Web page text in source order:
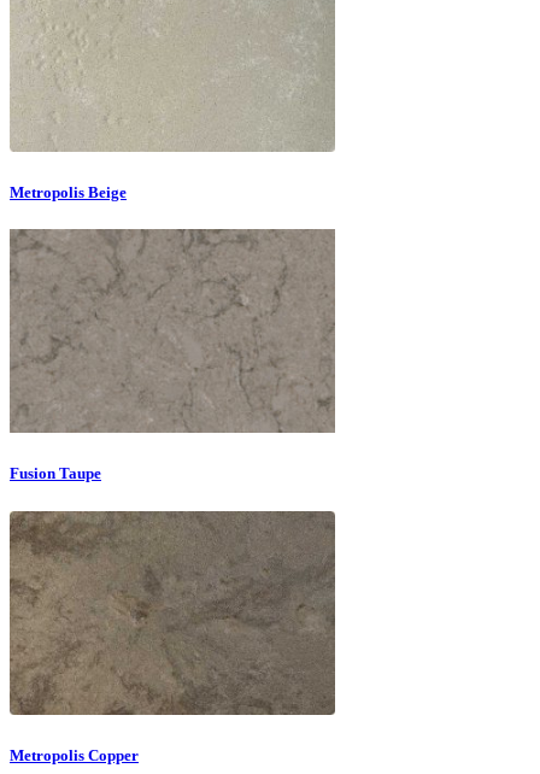
Metropolis Beige
Fusion Taupe
Metropolis Copper